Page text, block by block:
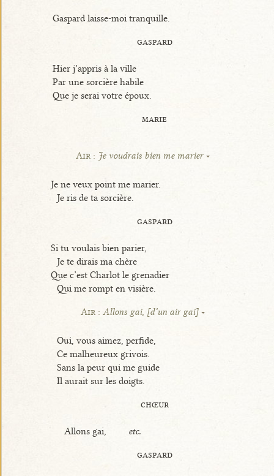
Gaspard laisse-moi tranquille.
gaspard
Hier j’appris à la ville
Par une sorcière habile
Que je serai votre époux.
marie
Air : Je voudrais bien me marier
Je ne veux point me marier.
Je ris de ta sorcière.
gaspard
Si tu voulais bien parier,
Je te dirais ma chère
Que c’est Charlot le grenadier
Qui me rompt en visière.
Air :Allons gai, [d’un air gai]
Oui, vous aimez, perfide,
Ce malheureux grivois.
Sans la peur qui me guide
Il aurait sur les doigts.
chœur
Allons gai, etc.
gaspard